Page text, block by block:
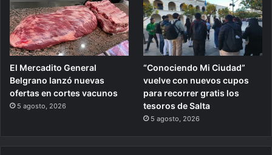
El Mercadito General
Belgrano lanzó nuevas
ofertas en cortes vacunos
5 agosto, 2026
“Conociendo Mi Ciudad”
vuelve con nuevos cupos
para recorrer gratis los
tesoros de Salta
5 agosto, 2026